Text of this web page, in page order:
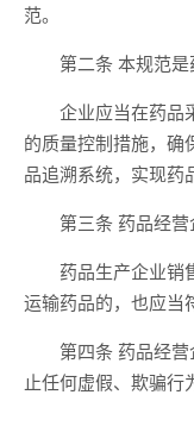
范。
第二条 本规范是
企业应当在药品
的质量控制措施，确
品追溯系统，实现药
第三条 药品经营
药品生产企业销售
运输药品的，也应当
第四条 药品经营
止任何虚假、欺骗行